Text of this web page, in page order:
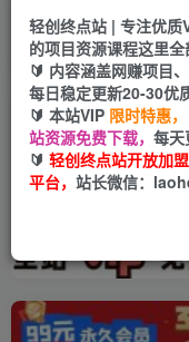
投稿专区 免费
教程必须完整详细
轻创终点站 | 专注优质
的项目资源课程这里全
🔰 内容涵盖网赚项目
每日稳定更新20-30优
🔰 本站VIP 限时特惠，
站资源免费下载， 每天
🔰 轻创终点站开放加
平台， 站长微信：